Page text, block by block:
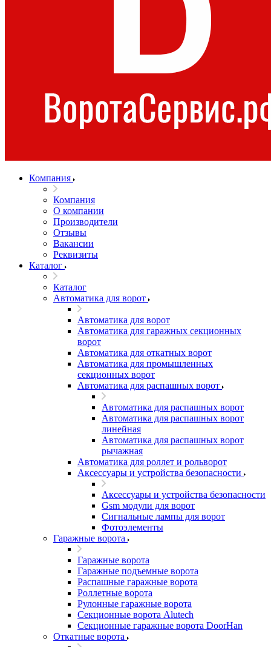
Компания
Компания
О компании
Производители
Отзывы
Вакансии
Реквизиты
Каталог
Каталог
Автоматика для ворот
Автоматика для ворот
Автоматика для гаражных секционных
ворот
Автоматика для откатных ворот
Автоматика для промышленных
секционных ворот
Автоматика для распашных ворот
Автоматика для распашных ворот
Автоматика для распашных ворот
линейная
Автоматика для распашных ворот
рычажная
Автоматика для роллет и рольворот
Аксессуары и устройства безопасности
Аксессуары и устройства безопасности
Gsm модули для ворот
Сигнальные лампы для ворот
Фотоэлементы
Гаражные ворота
Гаражные ворота
Гаражные подъемные ворота
Распашные гаражные ворота
Роллетные ворота
Рулонные гаражные ворота
Секционные ворота Alutech
Секционные гаражные ворота DoorHan
Откатные ворота